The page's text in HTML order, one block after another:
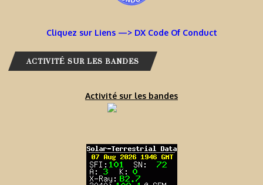
Cliquez sur Liens —> DX Code Of Conduct
ACTIVITÉ SUR LES BANDES
Activité sur les bandes